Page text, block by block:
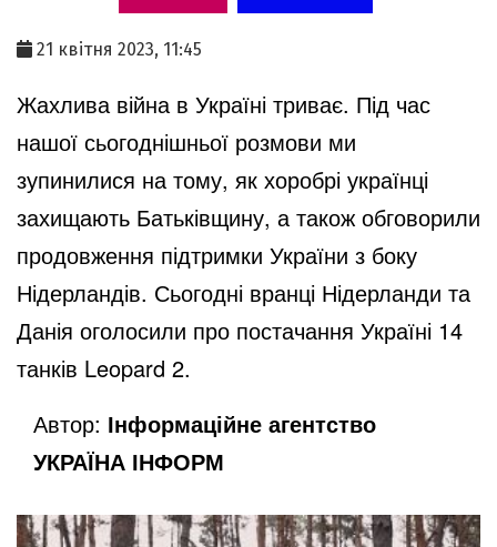
a
y
V
i
d
e
21 квітня 2023, 11:45
Жахлива війна в Україні триває. Під час
нашої сьогоднішньої розмови ми
зупинилися на тому, як хоробрі українці
захищають Батьківщину, а також обговорили
продовження підтримки України з боку
Нідерландів. Сьогодні вранці Нідерланди та
Данія оголосили про постачання Україні 14
танків Leopard 2.
Автор: Інформаційне агентство
УКРАЇНА ІНФОРМ